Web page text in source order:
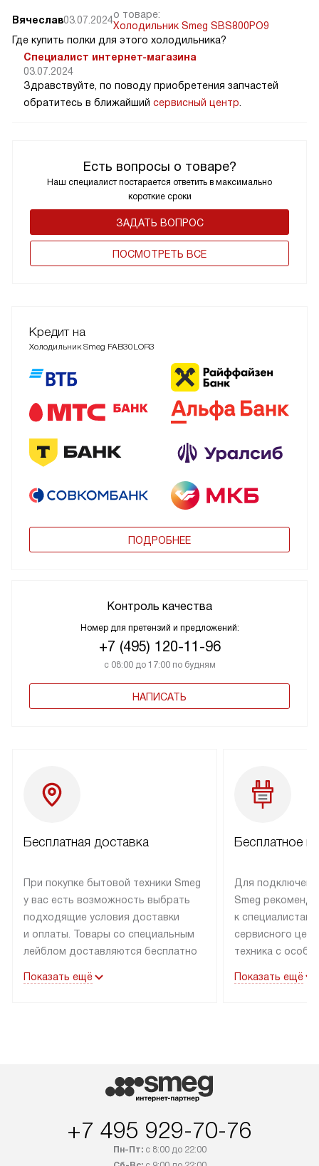
Есть вопросы о товаре?
Наш специалист постарается ответить в максимально
короткие сроки
ЗАДАТЬ ВОПРОС
ПОCМОТРЕТЬ ВСЕ
Вячеслав03.07.2024о товаре:
Холодильник Smeg SBS800PO9
Где купить полки для этого холодильника?
Специалист интернет-магазина
03.07.2024
Здравствуйте, по поводу приобретения запчастей
обратитесь в ближайший сервисный центр
Кредит на
Холодильник Smeg FAB30LOR3
ПОДРОБНЕЕ
Контроль качества
Номер для претензий и предложений:
+7 (495) 120-11-96
с 08:00 до 17:00 по будням
НАПИСАТЬ
Бесплатная доставка
При покупке бытовой техники Smeg
у вас есть возможность выбрать
подходящие условия доставки
и оплаты. Товары со специальным
лейблом доставляются бесплатно
до подъезда. Доставка за пределы
в Санкт-Петербург и другие
регионы осуществляется через
транспортные компании. После
100% предоплаты мы бесплатно
доставляем заказ до офиса
Показать ещё
Бесплатное
Для
Smeg
к специалистам
сервисного
техника с
коммуникациям.
от типа
Показать ещё
+7 495 929-70-76
Пн-Пт:с 8:00 до 22:00